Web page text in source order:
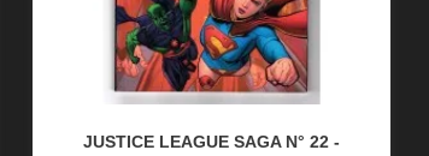
JUSTICE LEAGUE SAGA N° 22 -